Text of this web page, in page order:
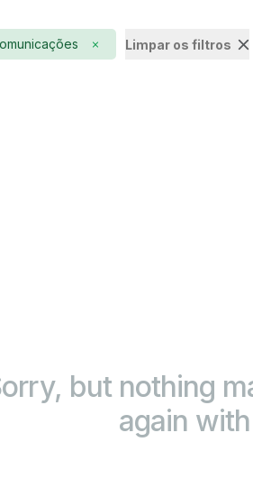
Limpar os filtros
but nothing
again